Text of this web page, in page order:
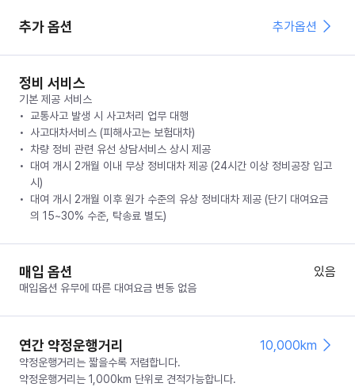
추가 옵션 추가옵션
정비 서비스
기본 제공 서비스
교통사고 발생 시 사고처리 업무 대행
사고대차서비스 (피해사고는 보험대차)
차량 정비 관련 유선 상담서비스 상시 제공
대여 개시 2개월 이내 무상 정비대차 제공 (24시간 이상 정비공장 입고
시)
대여 개시 2개월 이후 원가 수준의 유상 정비대차 제공 (단기 대여요금
의 15~30% 수준, 탁송료 별도)
매입 옵션 있음
매입옵션 유무에 따른 대여요금 변동 없음
연간 약정운행거리 10,000km
약정운행거리는 짧을수록 저렴합니다.
약정운행거리는 1,000km 단위로 견적가능합니다.